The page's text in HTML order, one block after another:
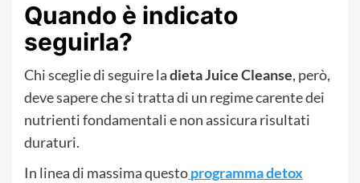
Quando è indicato
seguirla?
Chi sceglie di seguire ladieta Juice Cleanse, però,
deve sapere che si tratta di un regime carente dei
nutrienti fondamentali e non assicura risultati
duraturi.
In linea di massima questoprogramma detox